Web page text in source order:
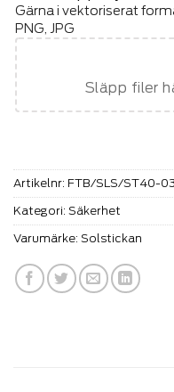
Gärna i vektoriserat
PNG, JPG
Släpp filer
Artikelnr: FTB/SLS/ST40-
Kategori: Säkerhet
Varumärke: Solstickan